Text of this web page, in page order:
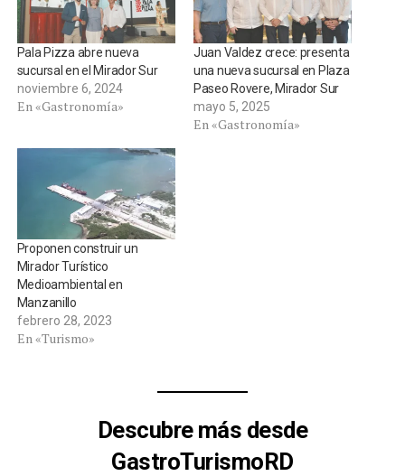
Pala Pizza abre nueva
sucursal en el Mirador Sur
noviembre 6, 2024
En «Gastronomía»
Juan Valdez crece: presenta
una nueva sucursal en Plaza
Paseo Rovere, Mirador Sur
mayo 5, 2025
En «Gastronomía»
Proponen construir un
Mirador Turístico
Medioambiental en
Manzanillo
febrero 28, 2023
En «Turismo»
Descubre más desde
GastroTurismoRD